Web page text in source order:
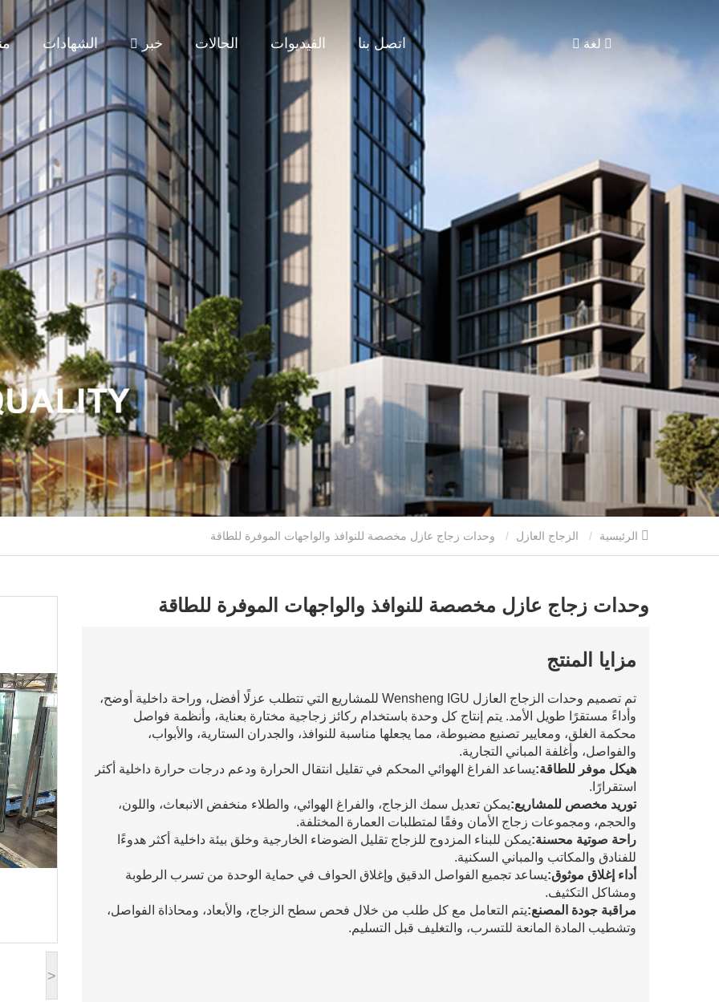
الشهادات خبر الحالات الفيديوات اتصل بنا لغة
الزجاج العازل
>
وحدات زجاج عازل مخصصة للنوافذ والواجهات الموفرة للطاقة
مزايا المنتج
تم تصميم وحدات الزجاج العازل Wensheng IGU للمشاريع التي تتطلب عزلًا أفضل، وراحة داخلية أوضح،
وأداءً مستقرًا طويل الأمد. يتم إنتاج كل وحدة باستخدام ركائز زجاجية مختارة بعناية، وأنظمة فواصل
محكمة الغلق، ومعايير تصنيع مضبوطة، مما يجعلها مناسبة للنوافذ، والجدران الستارية، والأبواب،
والفواصل، وأغلفة المباني التجارية.
هيكل موفر للطاقة:يساعد الفراغ الهوائي المحكم في تقليل انتقال الحرارة ودعم درجات حرارة داخلية أكثر
استقرارًا.
توريد مخصص للمشاريع:يمكن تعديل سمك الزجاج، والفراغ الهوائي، والطلاء منخفض الانبعاث، واللون،
والحجم، ومجموعات زجاج الأمان وفقًا لمتطلبات العمارة المختلفة.
راحة صوتية محسنة:يمكن للبناء المزدوج للزجاج تقليل الضوضاء الخارجية وخلق بيئة داخلية أكثر هدوءًا
للفنادق والمكاتب والمباني السكنية.
أداء إغلاق موثوق:يساعد تجميع الفواصل الدقيق وإغلاق الحواف في حماية الوحدة من تسرب الرطوبة
ومشاكل التكثيف.
مراقبة جودة المصنع:يتم التعامل مع كل طلب من خلال فحص سطح الزجاج، والأبعاد، ومحاذاة الفواصل،
وتشطيب المادة المانعة للتسرب، والتغليف قبل التسليم.